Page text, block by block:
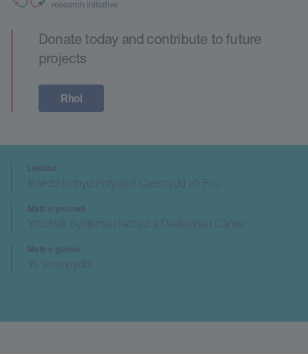
Donate today and contribute to future
projects
Rhoi
Lleoliad
Bwrdd Iechyd Prifysgol Caerdydd a'r Fro
Math o ymchwil
Ymchwil Systemau Iechyd a Deilliannau Canser
Math o ganser
Yr Ymennydd